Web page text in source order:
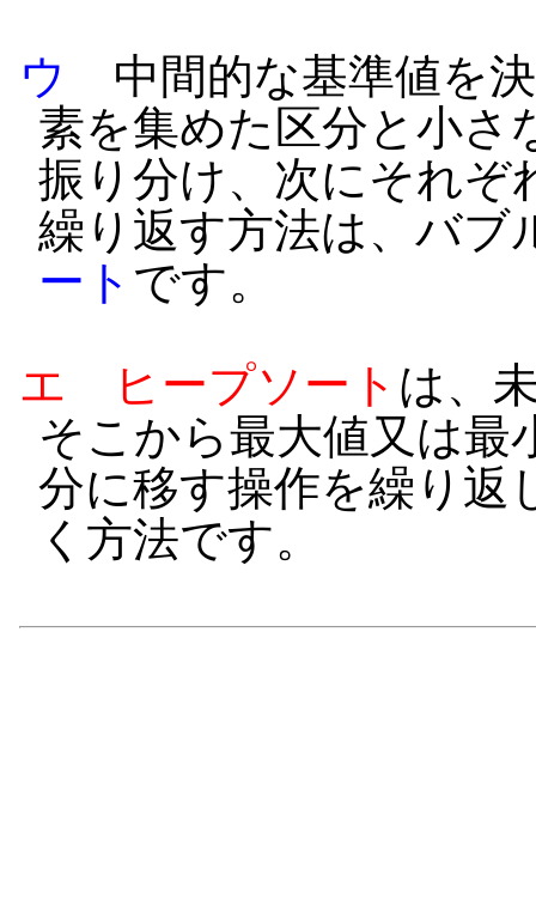
ウ
中間的な基準値を
素を集めた区分と小さ
振り分け、次にそれぞ
繰り返す方法は、バブ
ート です。
エ
ヒープソート は、
そこから最大値又は最
分に移す操作を繰り返
く方法です。